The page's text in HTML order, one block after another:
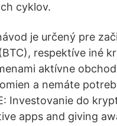
cyklov.
je určený pre
respektíve iné
aktívne
a nemáte
Investovanie do
apps and giving